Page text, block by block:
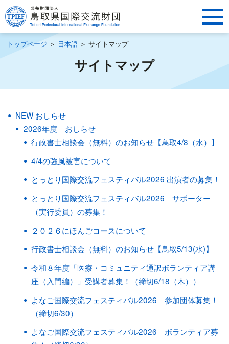
トップページ ＞ 日本語＞ サイトマップ
サイトマップ
NEW おしらせ
2026年度 おしらせ
行政書士相談会（無料）のお知らせ【鳥取4/8（水）】
4/4の強風被害について
とっとり国際交流フェスティバル2026 出演者の募集！
とっとり国際交流フェスティバル2026 サポーター
（実行委員）の募集！
２０２６にほんごコースについて
行政書士相談会（無料）のお知らせ【鳥取5/13(水)】
令和８年度「医療・コミュニティ通訳ボランティア講
座（入門編）」受講者募集！（締切6/18（木））
よなご国際交流フェスティバル2026 参加団体募集！
（締切6/30）
よなご国際交流フェスティバル2026 ボランティア募